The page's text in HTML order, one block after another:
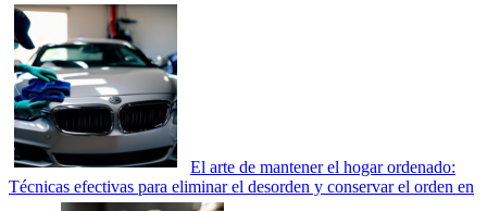
El arte de mantener el hogar ordenado:
Técnicas efectivas para eliminar el desorden y conservar el orden en